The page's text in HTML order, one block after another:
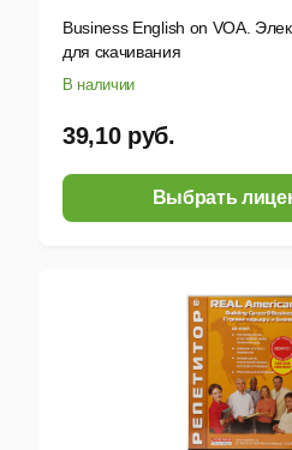
Business English on VOA.
для скачивания
В наличии
39,10 руб.
Выбрать